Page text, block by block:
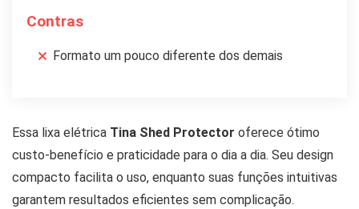
Contras
Formato um pouco diferente dos demais
Essa lixa elétrica Tina Shed Protector oferece ótimo
custo-benefício e praticidade para o dia a dia. Seu design
compacto facilita o uso, enquanto suas funções intuitivas
garantem resultados eficientes sem complicação.